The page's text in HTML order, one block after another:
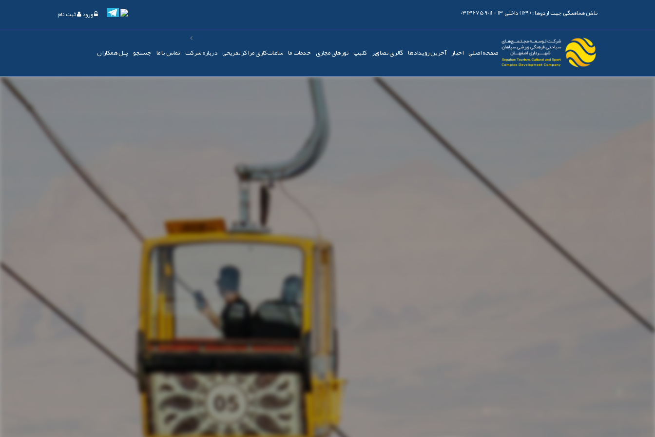
تلفن هماهنگی جهت اردوها :(129) داخلی 13 - 03136759011 ورود ثبت نام
صفحه اصلي اخبار آخرین رویدادها گالری تصاویر کليپ تورهای مجازی خدمات ما ساعات‌کاری مراکز تفریحی درباره شرکت تماس با ما جستجو پنل همکاران